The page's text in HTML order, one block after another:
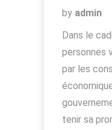
by admin
Dans le
personnes
par les
tenir sa